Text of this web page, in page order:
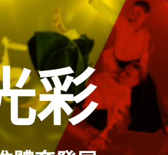
網球
其它
管理及
查核及違
附則及附
法令宣傳
彩